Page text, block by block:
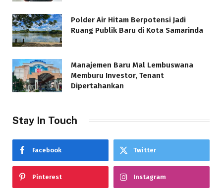
Polder Air Hitam Berpotensi Jadi
Ruang Publik Baru di Kota Samarinda
Manajemen Baru Mal Lembuswana
Memburu Investor, Tenant
Dipertahankan
Stay In Touch
Facebook Twitter
Pinterest Instagram